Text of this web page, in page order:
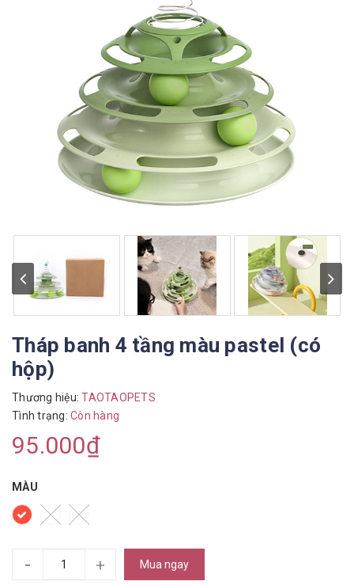
Tháp banh 4 tầng màu pastel (có
hộp)
Thương hiệu: TAOTAOPETS
Tình trạng: Còn hàng
95.000₫
MÀU
- + Mua ngay